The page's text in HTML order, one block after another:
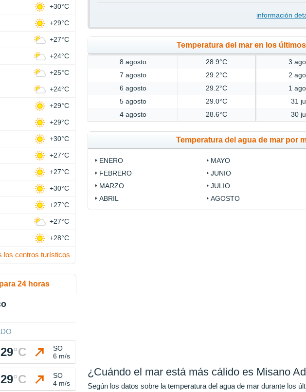
información
Temperatura del mar en los
8 agosto 28.9°C 3
7 agosto
29.2°C 2
6 agosto
29.2°C 1
5 agosto
29.0°C 31
4 agosto
28.6°C 30
Temperatura del agua de mar por
ENERO
FEBRERO
MARZO
ABRIL
MAYO
JUNIO
JULIO
AGOSTO
¿Cuándo el mar está más cálido es Misano
Según los datos sobre la temperatura del agua de mar durante los
+30°C
+29°C
+27°C
+24°C
+25°C
+24°C
+29°C
+29°C
+30°C
+27°C
+27°C
+30°C
+27°C
+27°C
+28°C
los centros turísticos
24 horas
29°C
SO
6 m/s
29°C
SO
4 m/s